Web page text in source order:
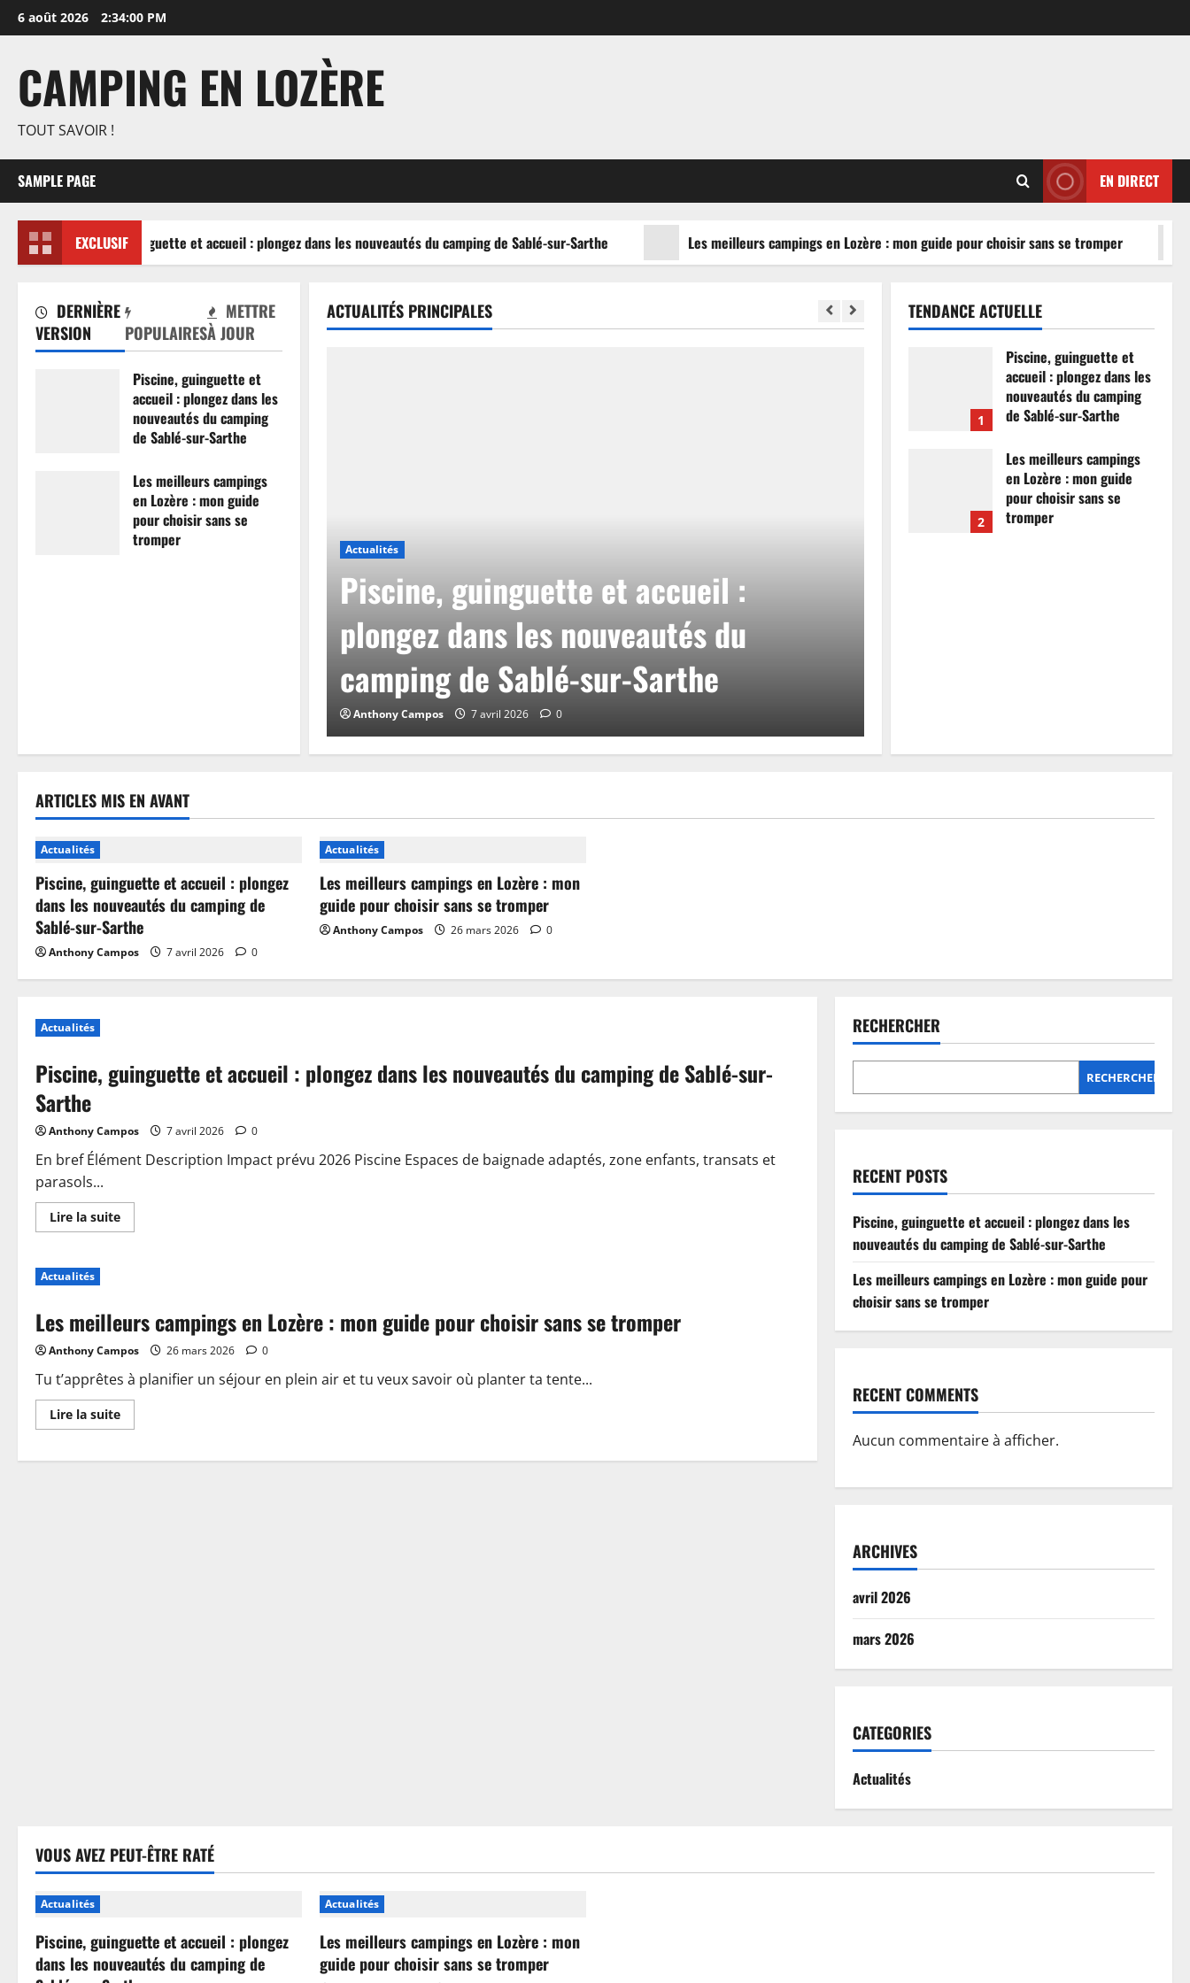
Aller
au
6 août 2026 2:34:00 PM
CAMPING EN LOZÈRE
TOUT SAVOIR !
SAMPLE PAGE EN DIRECT
EXCLUSIF
Piscine, guinguette et accueil : plongez dans les nouveautés du camping de Sablé-sur-Sarthe Les meilleurs campings en Lozère : mon guide pour choisir sans se tromper
DERNIÈRE
VERSION
POPULAIRES
METTRE
À JOUR
Piscine, guinguette et
accueil : plongez dans les
nouveautés du camping
de Sablé-sur-Sarthe
Les meilleurs campings
en Lozère : mon guide
pour choisir sans se
tromper
ACTUALITÉS PRINCIPALES
Actualités
Piscine, guinguette et accueil :
plongez dans les nouveautés du
camping de Sablé-sur-Sarthe
Anthony Campos 7 avril 2026 0
TENDANCE ACTUELLE
1
Piscine, guinguette et
accueil : plongez dans les
nouveautés du camping
de Sablé-sur-Sarthe
2
Les meilleurs campings
en Lozère : mon guide
pour choisir sans se
tromper
ARTICLES MIS EN AVANT
Actualités
Piscine, guinguette et accueil : plongez
dans les nouveautés du camping de
Sablé-sur-Sarthe
Anthony Campos 7 avril 2026 0
Actualités
Les meilleurs campings en Lozère : mon
guide pour choisir sans se tromper
Anthony Campos 26 mars 2026 0
Actualités
Piscine, guinguette et accueil : plongez dans les nouveautés du camping de Sablé-sur-
Sarthe
Anthony Campos 7 avril 2026 0
En bref Élément Description Impact prévu 2026 Piscine Espaces de baignade adaptés, zone enfants, transats et
parasols...
Lire la suiteEn
savoir
:
plongez
les
du
camping
de
Sablé-
sur-
Actualités
Les meilleurs campings en Lozère : mon guide pour choisir sans se tromper
Anthony Campos 26 mars 2026 0
Tu t’apprêtes à planifier un séjour en plein air et tu veux savoir où planter ta tente...
Lire la suiteEn
savoir
Les
RECHERCHER
RECHERCHER
RECENT POSTS
Piscine, guinguette et accueil : plongez dans les
nouveautés du camping de Sablé-sur-Sarthe
Les meilleurs campings en Lozère : mon guide pour
choisir sans se tromper
RECENT COMMENTS
Aucun commentaire à afficher.
ARCHIVES
avril 2026
mars 2026
CATEGORIES
Actualités
VOUS AVEZ PEUT-ÊTRE RATÉ
Actualités
Piscine, guinguette et accueil : plongez
dans les nouveautés du camping de
Actualités
Les meilleurs campings en Lozère : mon
guide pour choisir sans se tromper